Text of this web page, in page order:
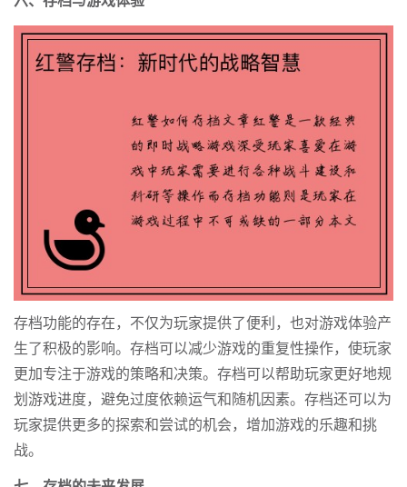
存档功能的存在，不仅为玩家提供了便利，也对游戏体验产
生了积极的影响。存档可以减少游戏的重复性操作，使玩家
更加专注于游戏的策略和决策。存档可以帮助玩家更好地规
划游戏进度，避免过度依赖运气和随机因素。存档还可以为
玩家提供更多的探索和尝试的机会，增加游戏的乐趣和挑
战。